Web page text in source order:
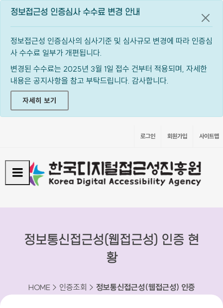
정보접근성 인증심사 수수료 변경 안내
정보접근성 인증심사의 심사기준 및 심사규모 변경에 따라 인증심
사 수수료 일부가 개편됩니다.
변경된 수수료는 2025년 3월 1일 접수 건부터 적용되며, 자세한
내용은 공지사항을 참고 부탁드립니다. 감사합니다.
자세히 보기
공지
로그인 회원가입 사이트맵
정보통신접근성(웹접근성) 인증 현
황
HOME > 인증조회 > 정보통신접근성(웹접근성) 인증